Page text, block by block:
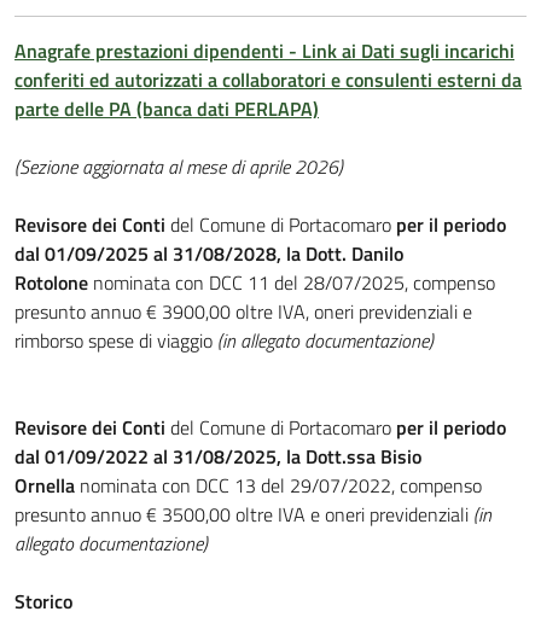
Anagrafe prestazioni dipendenti - Link ai Dati sugli incarichi
conferiti ed autorizzati a collaboratori e consulenti esterni da
parte delle PA (banca dati PERLAPA)
(Sezione aggiornata al mese di aprile 2026)
Revisore dei Conti del Comune di Portacomaro per il periodo
dal 01/09/2025 al 31/08/2028, la Dott. Danilo
Rotolone nominata con DCC 11 del 28/07/2025, compenso
presunto annuo € 3900,00 oltre IVA, oneri previdenziali e
rimborso spese di viaggio (in allegato documentazione)
Revisore dei Conti del Comune di Portacomaro per il periodo
dal 01/09/2022 al 31/08/2025, la Dott.ssa Bisio
Ornella nominata con DCC 13 del 29/07/2022, compenso
presunto annuo € 3500,00 oltre IVA e oneri previdenziali (in
allegato documentazione)
Storico